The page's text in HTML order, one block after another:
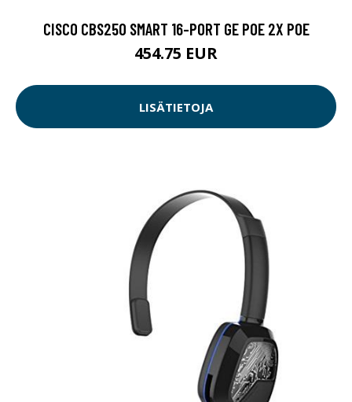
CISCO CBS250 SMART 16-PORT GE POE 2X POE
454.75 EUR
LISÄTIETOJA